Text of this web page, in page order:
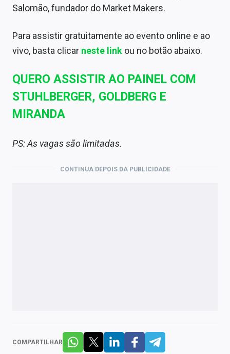
Salomão, fundador do Market Makers.
Para assistir gratuitamente ao evento online e ao
vivo, basta clicar neste link ou no botão abaixo.
QUERO ASSISTIR AO PAINEL COM
STUHLBERGER, GOLDBERG E
MIRANDA
PS: As vagas são limitadas.
CONTINUA DEPOIS DA PUBLICIDADE
COMPARTILHAR